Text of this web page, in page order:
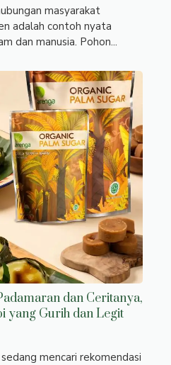
masyarakat
adalah contoh nyata
dan manusia. Pohon...
dan Ceritanya,
yang Gurih dan Legit
mencari rekomendasi